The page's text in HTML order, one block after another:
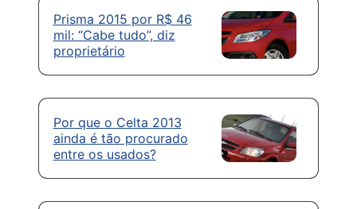
Prisma 2015 por R$ 46
mil: “Cabe tudo”, diz
proprietário
Por que o Celta 2013
ainda é tão procurado
entre os usados?